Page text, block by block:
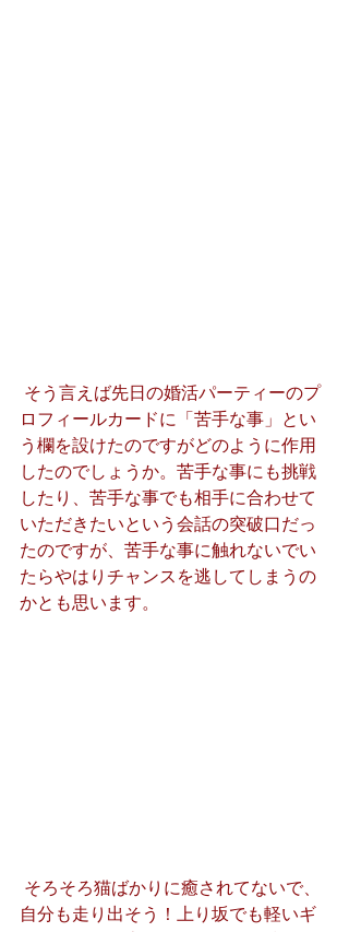
ロフィールカードに「苦手な事」とい
う欄を設けたのですがどのように作用
したのでしょうか。苦手な事にも挑戦
したり、苦手な事でも相手に合わせて
いただきたいという会話の突破口だっ
たのですが、苦手な事に触れないでい
たらやはりチャンスを逃してしまうの
かとも思います。
自分も走り出そう！上り坂でも軽いギ